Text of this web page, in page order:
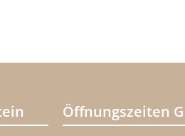
Öffnungszeiten